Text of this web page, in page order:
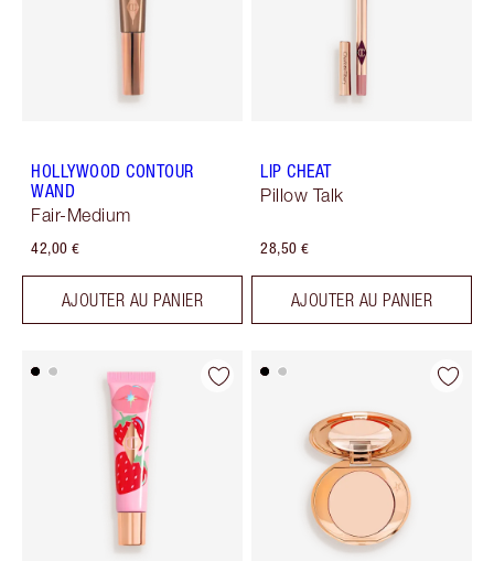
HOLLYWOOD CONTOUR
WAND
Fair-Medium
42,00 €
AJOUTER AU PANIER
LIP CHEAT
Pillow Talk
28,50 €
AJOUTER AU PANIER